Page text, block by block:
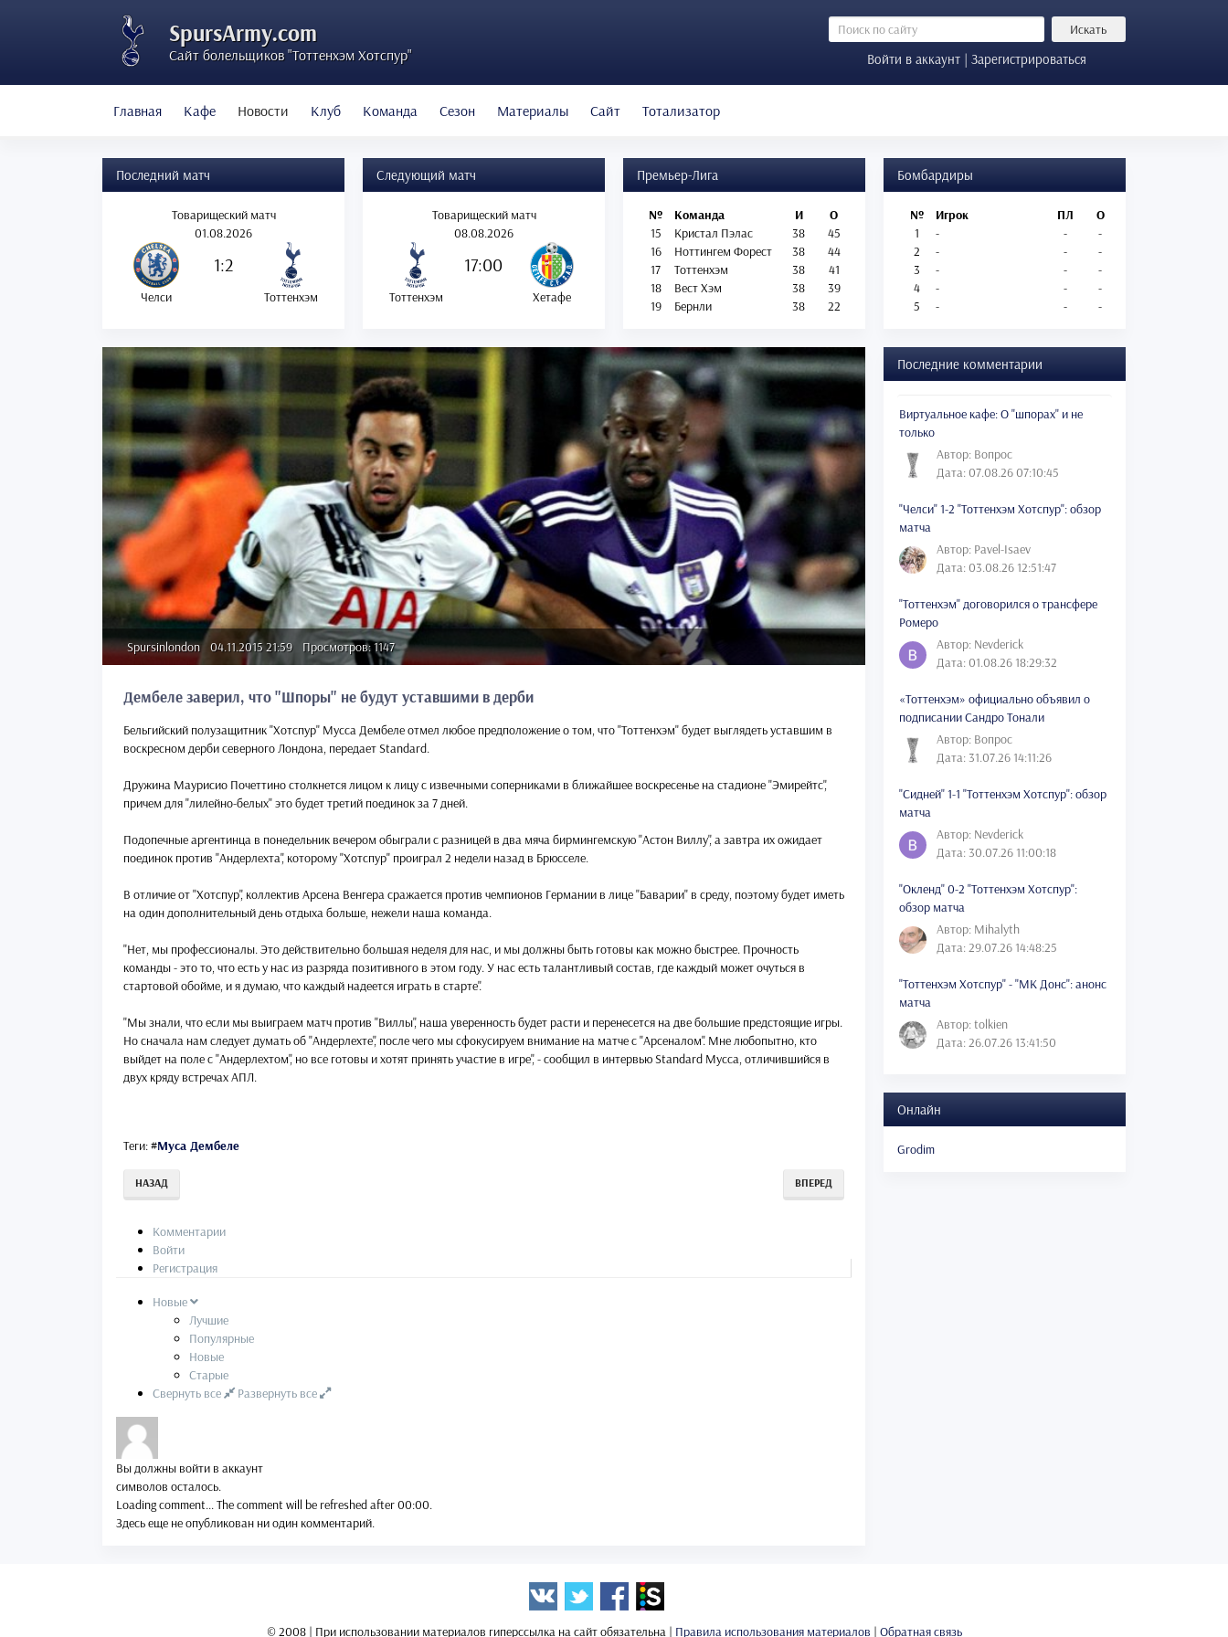
SpursArmy.com
Сайт болельщиков "Тоттенхэм Хотспур"
Искать
Войти в аккаунт | Зарегистрироваться
Главная Кафе Новости Клуб Команда Сезон Материалы Сайт Тотализатор
Последний матч
Товарищеский матч
01.08.2026
1:2
Челси Тоттенхэм
Следующий матч
Товарищеский матч
08.08.2026
17:00
Тоттенхэм Хетафе
Премьер-Лига
№ Команда И
О
15
Кристал Пэлас 38
45
16
Ноттингем Форест 38
44
17
Тоттенхэм 38
41
18
Вест Хэм 38
39
19
Бернли 38 22
Бомбардиры
№ Игрок ПЛ
О
1
- -
-
2
- -
-
3
- -
-
4
- -
-
5
- - -
Spursinlondon 04.11.2015 21:59 Просмотров: 1147
Дембеле заверил, что "Шпоры" не будут уставшими в дерби
Бельгийский полузащитник "Хотспур" Мусса Дембеле отмел любое предположение о том, что "Тоттенхэм" будет выглядеть уставшим в
воскресном дерби северного Лондона, передает Standard.
Дружина Маурисио Почеттино столкнется лицом к лицу с извечными соперниками в ближайшее воскресенье на стадионе "Эмирейтс",
причем для "лилейно-белых" это будет третий поединок за 7 дней.
Подопечные аргентинца в понедельник вечером обыграли с разницей в два мяча бирмингемскую "Астон Виллу", а завтра их ожидает
поединок против "Андерлехта", которому "Хотспур" проиграл 2 недели назад в Брюсселе.
В отличие от "Хотспур", коллектив Арсена Венгера сражается против чемпионов Германии в лице "Баварии" в среду, поэтому будет иметь
на один дополнительный день отдыха больше, нежели наша команда.
"Нет, мы профессионалы. Это действительно большая неделя для нас, и мы должны быть готовы как можно быстрее. Прочность
команды - это то, что есть у нас из разряда позитивного в этом году. У нас есть талантливый состав, где каждый может очуться в
стартовой обойме, и я думаю, что каждый надеется играть в старте".
"Мы знали, что если мы выиграем матч против "Виллы", наша уверенность будет расти и перенесется на две большие предстоящие игры.
Но сначала нам следует думать об "Андерлехте", после чего мы сфокусируем внимание на матче с "Арсеналом". Мне любопытно, кто
выйдет на поле с "Андерлехтом", но все готовы и хотят принять участие в игре", - сообщил в интервью Standard Мусса, отличившийся в
двух кряду встречах АПЛ.
Теги:#Муса Дембеле
НАЗАД ВПЕРЕД
Комментарии
Войти
Регистрация
Новые
Лучшие
Популярные
Новые
Старые
Свернуть все
Развернуть все
Вы должны войти в аккаунт
символов осталось.
Loading comment...The comment will be refreshed after00:00.
Здесь еще не опубликован ни один комментарий.
Последние комментарии
Виртуальное кафе: О "шпорах" и не
только
Автор: Вопрос
Дата: 07.08.26 07:10:45
"Челси" 1-2 "Тоттенхэм Хотспур": обзор
матча
Автор: Pavel-Isaev
Дата: 03.08.26 12:51:47
"Тоттенхэм" договорился о трансфере
Ромеро
Автор: Nevderick
Дата: 01.08.26 18:29:32
«Тоттенхэм» официально объявил о
подписании Сандро Тонали
Автор: Вопрос
Дата: 31.07.26 14:11:26
"Сидней" 1-1 "Тоттенхэм Хотспур": обзор
матча
Автор: Nevderick
Дата: 30.07.26 11:00:18
"Окленд" 0-2 "Тоттенхэм Хотспур":
обзор матча
Автор: Mihalyth
Дата: 29.07.26 14:48:25
"Тоттенхэм Хотспур" - "МК Донс": анонс
матча
Автор: tolkien
Дата: 26.07.26 13:41:50
Онлайн
Grodim
© 2008 | При использовании материалов гиперссылка на сайт обязательна | Правила использования материалов | Обратная связь